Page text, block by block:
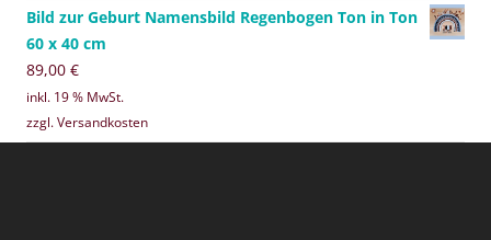
Bild zur Geburt Namensbild Regenbogen Ton in Ton
60 x 40 cm
89,00 €
inkl. 19 % MwSt.
zzgl. Versandkosten